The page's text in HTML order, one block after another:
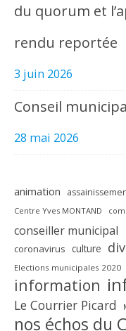
du quorum et
rendu reportée
3 juin 2026
Conseil
28 mai 2026
animation
Centre Yves MONTAND
conseiller municipal
coronavirus culture
Elections municipales 2020
information
Le Courrier Picard
nos échos du